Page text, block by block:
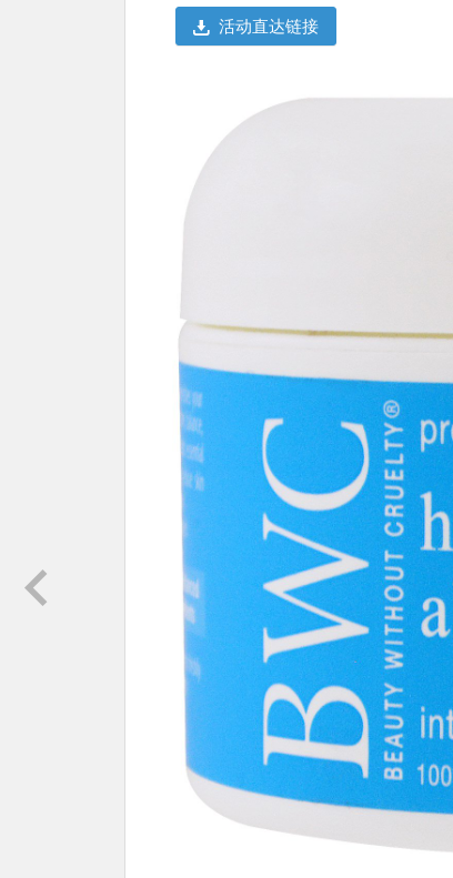
活动直达链接